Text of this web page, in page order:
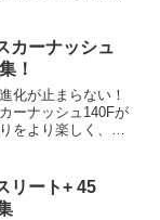
可能性を切り開く
...
カーナッシュ
！
化が止まらない！
ーナッシュ140Fが
をより楽しく、効
り好きにはたまら
カ...
リート+ 45